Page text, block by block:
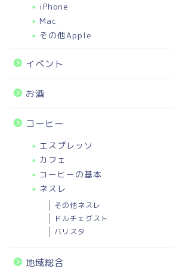
iPhone
Mac
その他Apple
イベント
お酒
コーヒー
エスプレッソ
カフェ
コーヒーの基本
ネスレ
その他ネスレ
ドルチェグスト
バリスタ
地域総合